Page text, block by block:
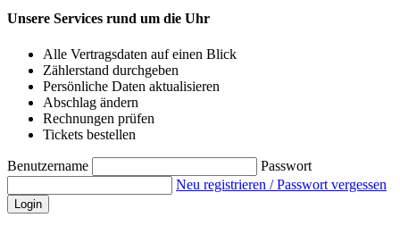
Unsere Services rund um die Uhr
Alle Vertragsdaten auf einen Blick
Zählerstand durchgeben
Persönliche Daten aktualisieren
Abschlag ändern
Rechnungen prüfen
Tickets bestellen
Benutzername
Passwort
Neu registrieren / Passwort vergessen
Login